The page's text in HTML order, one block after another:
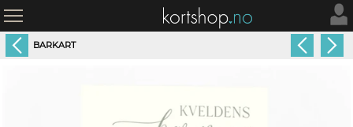
BARKART